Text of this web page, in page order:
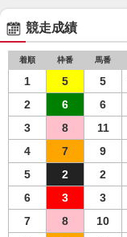
競走成績
着順 枠番 馬番
1 5 5
2
6 6
3
8 11
4
7 9
5
2 2
6
3 3
7
8 10